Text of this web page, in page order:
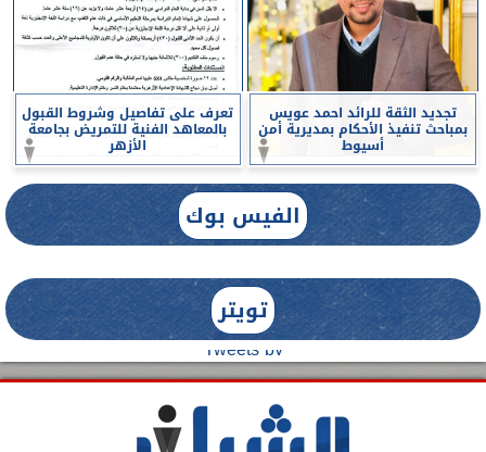
تجديد الثقة للرائد احمد عويس
بمباحث تنفيذ الأحكام بمديرية أمن
أسيوط
تعرف على تفاصيل وشروط القبول
بالمعاهد الفنية للتمريض بجامعة
الأزهر
الفيس بوك
تويتر
Tweets by